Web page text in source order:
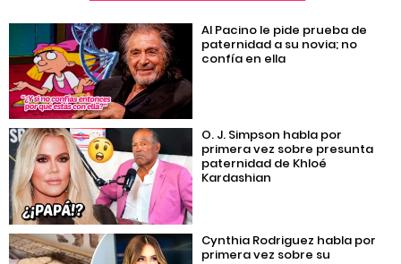
Al Pacino le pide prueba de
paternidad a su novia; no
confía en ella
O. J. Simpson habla por
primera vez sobre presunta
paternidad de Khloé
Kardashian
Cynthia Rodriguez habla por
primera vez sobre su